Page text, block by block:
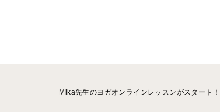
Mika先生のヨガオンラインレッスンがスタート！